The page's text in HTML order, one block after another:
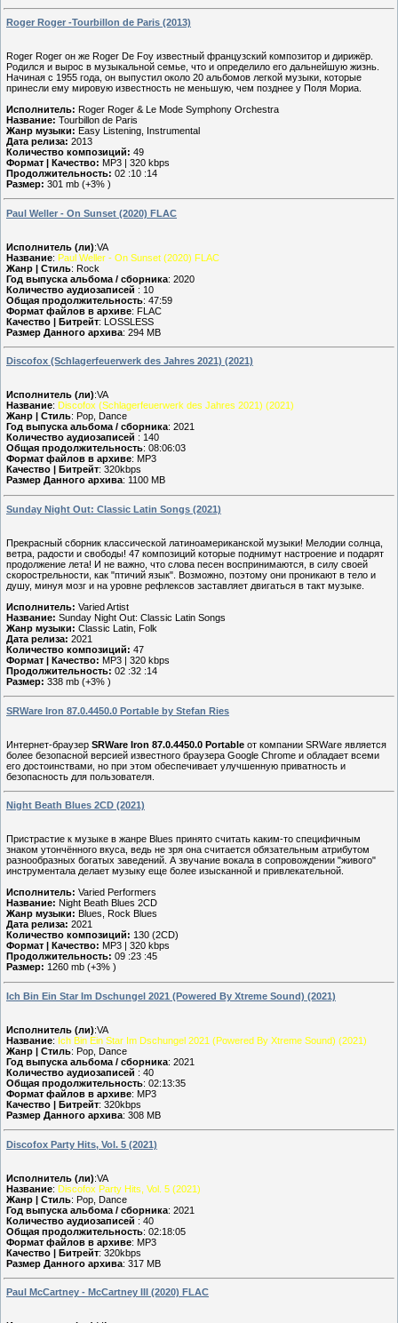
Roger Roger -Tourbillon de Paris (2013)
Roger Roger он же Roger De Foy известный французский композитор и дирижёр.
Родился и вырос в музыкальной семье, что и определило его дальнейшую жизнь.
Начиная с 1955 года, он выпустил около 20 альбомов легкой музыки, которые
принесли ему мировую известность не меньшую, чем позднее у Поля Мориа.
Исполнитель: Roger Roger & Le Mode Symphony Orchestra
Название: Tourbillon de Paris
Жанр музыки: Easy Listening, Instrumental
Дата релиза: 2013
Количество композиций: 49
Формат | Качество: MP3 | 320 kbps
Продолжительность: 02 :10 :14
Размер: 301 mb (+3% )
Paul Weller - On Sunset (2020) FLAC
Исполнитель (ли):VA
Название: Paul Weller - On Sunset (2020) FLAC
Жанр | Стиль: Rock
Год выпуска альбома / сборника: 2020
Количество аудиозаписей : 10
Общая продолжительность: 47:59
Формат файлов в архиве: FLAC
Качество | Битрейт: LOSSLESS
Размер Данного архива: 294 MB
Discofox (Schlagerfeuerwerk des Jahres 2021) (2021)
Исполнитель (ли):VA
Название: Discofox (Schlagerfeuerwerk des Jahres 2021) (2021)
Жанр | Стиль: Pop, Dance
Год выпуска альбома / сборника: 2021
Количество аудиозаписей : 140
Общая продолжительность: 08:06:03
Формат файлов в архиве: MP3
Качество | Битрейт: 320kbps
Размер Данного архива: 1100 MB
Sunday Night Out: Classic Latin Songs (2021)
Прекрасный сборник классической латиноамериканской музыки! Мелодии солнца,
ветра, радости и свободы! 47 композиций которые поднимут настроение и подарят
продолжение лета! И не важно, что слова песен воспринимаются, в силу своей
скорострельности, как "птичий язык". Возможно, поэтому они проникают в тело и
душу, минуя мозг и на уровне рефлексов заставляет двигаться в такт музыке.
Исполнитель: Varied Artist
Название: Sunday Night Out: Classic Latin Songs
Жанр музыки: Classic Latin, Folk
Дата релиза: 2021
Количество композиций: 47
Формат | Качество: MP3 | 320 kbps
Продолжительность: 02 :32 :14
Размер: 338 mb (+3% )
SRWare Iron 87.0.4450.0 Portable by Stefan Ries
Интернет-браузер SRWare Iron 87.0.4450.0 Portable от компании SRWare является
более безопасной версией известного браузера Google Chrome и обладает всеми
его достоинствами, но при этом обеспечивает улучшенную приватность и
безопасность для пользователя.
Night Beath Blues 2CD (2021)
Пристрастие к музыке в жанре Blues принято считать каким-то специфичным
знаком утончённого вкуса, ведь не зря она считается обязательным атрибутом
разнообразных богатых заведений. А звучание вокала в сопровождении "живого"
инструментала делает музыку еще более изысканной и привлекательной.
Исполнитель: Varied Performers
Название: Night Beath Blues 2CD
Жанр музыки: Blues, Rock Blues
Дата релиза: 2021
Количество композиций: 130 (2CD)
Формат | Качество: MP3 | 320 kbps
Продолжительность: 09 :23 :45
Размер: 1260 mb (+3% )
Ich Bin Ein Star Im Dschungel 2021 (Powered By Xtreme Sound) (2021)
Исполнитель (ли):VA
Название: Ich Bin Ein Star Im Dschungel 2021 (Powered By Xtreme Sound) (2021)
Жанр | Стиль: Pop, Dance
Год выпуска альбома / сборника: 2021
Количество аудиозаписей : 40
Общая продолжительность: 02:13:35
Формат файлов в архиве: MP3
Качество | Битрейт: 320kbps
Размер Данного архива: 308 MB
Discofox Party Hits, Vol. 5 (2021)
Исполнитель (ли):VA
Название: Discofox Party Hits, Vol. 5 (2021)
Жанр | Стиль: Pop, Dance
Год выпуска альбома / сборника: 2021
Количество аудиозаписей : 40
Общая продолжительность: 02:18:05
Формат файлов в архиве: MP3
Качество | Битрейт: 320kbps
Размер Данного архива: 317 MB
Paul McCartney - McCartney III (2020) FLAC